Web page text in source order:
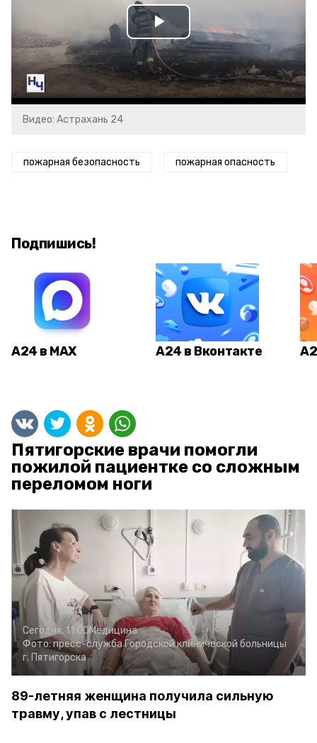
Play
Video
Видео: Астрахань 24
пожарная безопасность пожарная опасность
Подпишись!
А24 в MAX А24 в Вконтакте
Пятигорские врачи помогли
пожилой пациентке со сложным
переломом ноги
Сегодня, 11:00Медицина
Фото:пресс-служба Городской клинической больницы
г. Пятигорска
89-летняя женщина получила сильную
травму, упав с лестницы